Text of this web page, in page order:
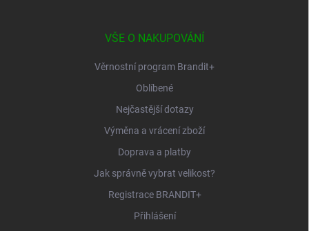
VŠE O NAKUPOVÁNÍ
Věrnostní program Brandit+
Oblíbené
Nejčastější dotazy
Výměna a vrácení zboží
Doprava a platby
Jak správně vybrat velikost?
Registrace BRANDIT+
Přihlášení